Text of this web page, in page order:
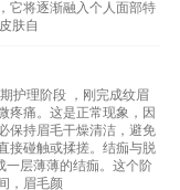
它将逐渐融入个人面部特
肤自
护理阶段 ，刚完成纹眉
疼痛。这是正常现象，因
保持眉毛干燥清洁，避免
接碰触或揉搓。结痂与脱
一层薄薄的结痂。这个阶
，眉毛颜